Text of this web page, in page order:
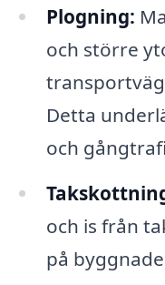
Plogning:
och större
Detta
och
och is från
på